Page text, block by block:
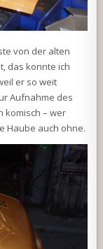
von der alten
das konnte ich
er so weit
Aufnahme des
komisch – wer
Haube auch ohne.